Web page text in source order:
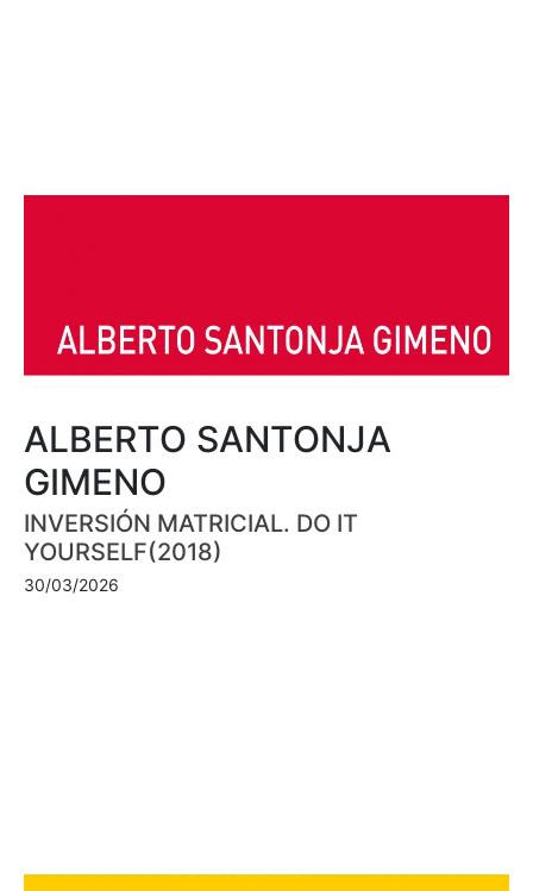
ALBERTO SANTONJA
GIMENO
INVERSIÓN MATRICIAL. DO IT
YOURSELF(2018)
30/03/2026